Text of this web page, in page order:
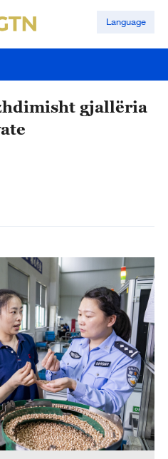
Language
gjallëria